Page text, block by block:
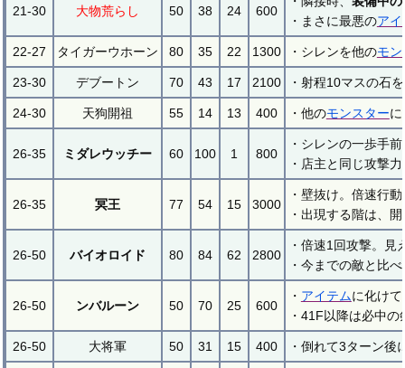
21-30 大物荒らし 50 38 24 600
・まさに最悪のアイ
22-27 タイガーウホーン 80 35 22 1300 ・シレンを他のモン
23-30 デブートン 70 43 17 2100 ・射程10マスの石
24-30 天狗開祖 55 14 13 400 ・他のモンスター
26-35 ミダレウッチー 60 100 1 800
・シレンの一歩手
・店主と同じ攻撃
26-35 冥王 77 54 15 3000
・壁抜け。倍速行
・出現する階は、
26-50 バイオロイド 80 84 62 2800
・倍速1回攻撃。見
・今までの敵と比
26-50 ンバルーン 50 70 25 600
・ アイテムに化け
・41F以降は必中
26-50 大将軍 50 31 15 400 ・倒れて3ターン後